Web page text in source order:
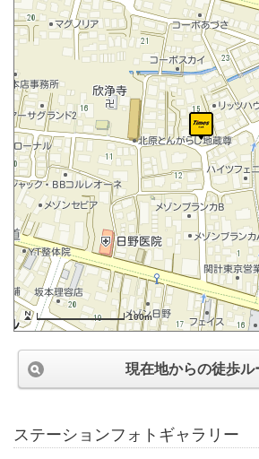
100m
現在地からの徒歩ル
ステーションフォトギャラリー